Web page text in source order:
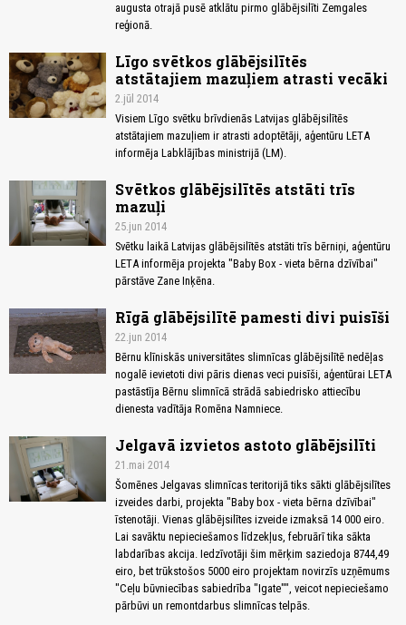
augusta otrajā pusē atklātu pirmo glābējsilīti Zemgales
reģionā.
Līgo svētkos glābējsilītēs
atstātajiem mazuļiem atrasti vecāki
2.jūl 2014
Visiem Līgo svētku brīvdienās Latvijas glābējsilītēs
atstātajiem mazuļiem ir atrasti adoptētāji, aģentūru LETA
informēja Labklājības ministrijā (LM).
Svētkos glābējsilītēs atstāti trīs
mazuļi
25.jun 2014
Svētku laikā Latvijas glābējsilītēs atstāti trīs bērniņi, aģentūru
LETA informēja projekta "Baby Box - vieta bērna dzīvībai"
pārstāve Zane Inķēna.
Rīgā glābējsilītē pamesti divi puisīši
22.jun 2014
Bērnu klīniskās universitātes slimnīcas glābējsilītē nedēļas
nogalē ievietoti divi pāris dienas veci puisīši, aģentūrai LETA
pastāstīja Bērnu slimnīcā strādā sabiedrisko attiecību
dienesta vadītāja Romēna Namniece.
Jelgavā izvietos astoto glābējsilīti
21.mai 2014
Šomēnes Jelgavas slimnīcas teritorijā tiks sākti glābējsilītes
izveides darbi, projekta "Baby box - vieta bērna dzīvībai"
īstenotāji. Vienas glābējsilītes izveide izmaksā 14 000 eiro.
Lai savāktu nepieciešamos līdzekļus, februārī tika sākta
labdarības akcija. Iedzīvotāji šim mērķim saziedoja 8744,49
eiro, bet trūkstošos 5000 eiro projektam novirzīs uzņēmums
"Ceļu būvniecības sabiedrība "Igate"", veicot nepieciešamo
pārbūvi un remontdarbus slimnīcas telpās.